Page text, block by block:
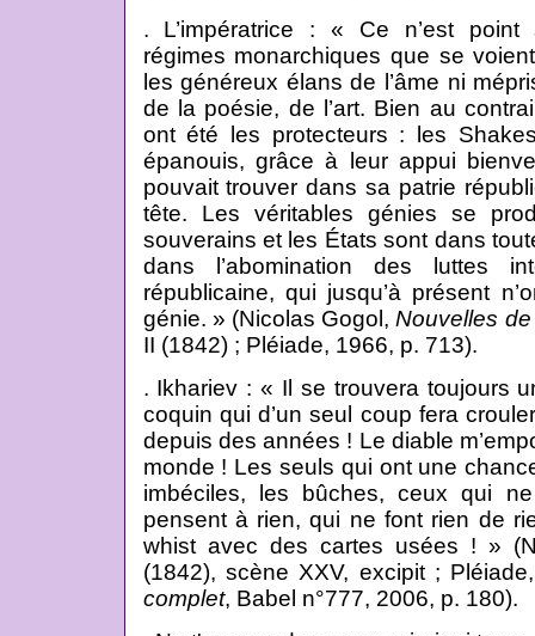
. L’impératrice : « Ce n’est point
régimes monarchiques que se
les généreux élans de l’âme ni
de la poésie, de l’art. Bien au
ont été les protecteurs : les
épanouis, grâce à leur appui
pouvait trouver dans sa patrie
tête. Les véritables génies se
souverains et les États sont dans
dans l’abomination des luttes
républicaine, qui jusqu’à présent
génie. » (Nicolas Gogol,Nouvelles
II (1842) ; Pléiade, 1966, p. 713).
. Ikhariev : « Il se trouvera toujours
coquin qui d’un seul coup fera
depuis des années ! Le diable
monde ! Les seuls qui ont une
imbéciles, les bûches, ceux qui
pensent à rien, qui ne font rien de
whist avec des cartes usées ! »
(1842), scène XXV, excipit ;
complet, Babel n°777, 2006, p. 180).